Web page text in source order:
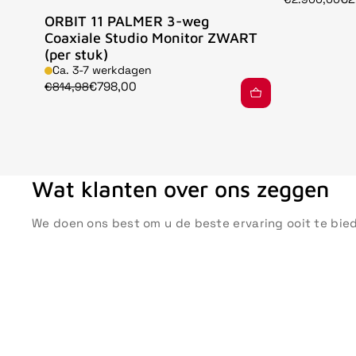
ORBIT 11 PALMER 3-weg
Coaxiale Studio Monitor ZWART
(per stuk)
Ca. 3-7 werkdagen
€814,98€798,00
Wat klanten over ons zeggen
We doen ons best om u de beste ervaring ooit te